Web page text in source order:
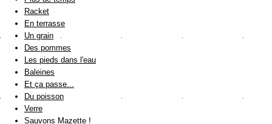
Racket
En terrasse
Un grain
Des pommes
Les pieds dans l'eau
Baleines
Et ça passe...
Du poisson
Verre
Sauvons Mazette !